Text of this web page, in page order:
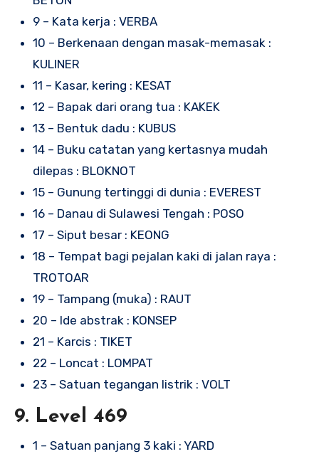
9 – Kata kerja : VERBA
10 – Berkenaan dengan masak-memasak :
KULINER
11 – Kasar, kering : KESAT
12 – Bapak dari orang tua : KAKEK
13 – Bentuk dadu : KUBUS
14 – Buku catatan yang kertasnya mudah
dilepas : BLOKNOT
15 – Gunung tertinggi di dunia : EVEREST
16 – Danau di Sulawesi Tengah : POSO
17 – Siput besar : KEONG
18 – Tempat bagi pejalan kaki di jalan raya :
TROTOAR
19 – Tampang (muka) : RAUT
20 – Ide abstrak : KONSEP
21 – Karcis : TIKET
22 – Loncat : LOMPAT
23 – Satuan tegangan listrik : VOLT
9. Level 469
1 – Satuan panjang 3 kaki : YARD